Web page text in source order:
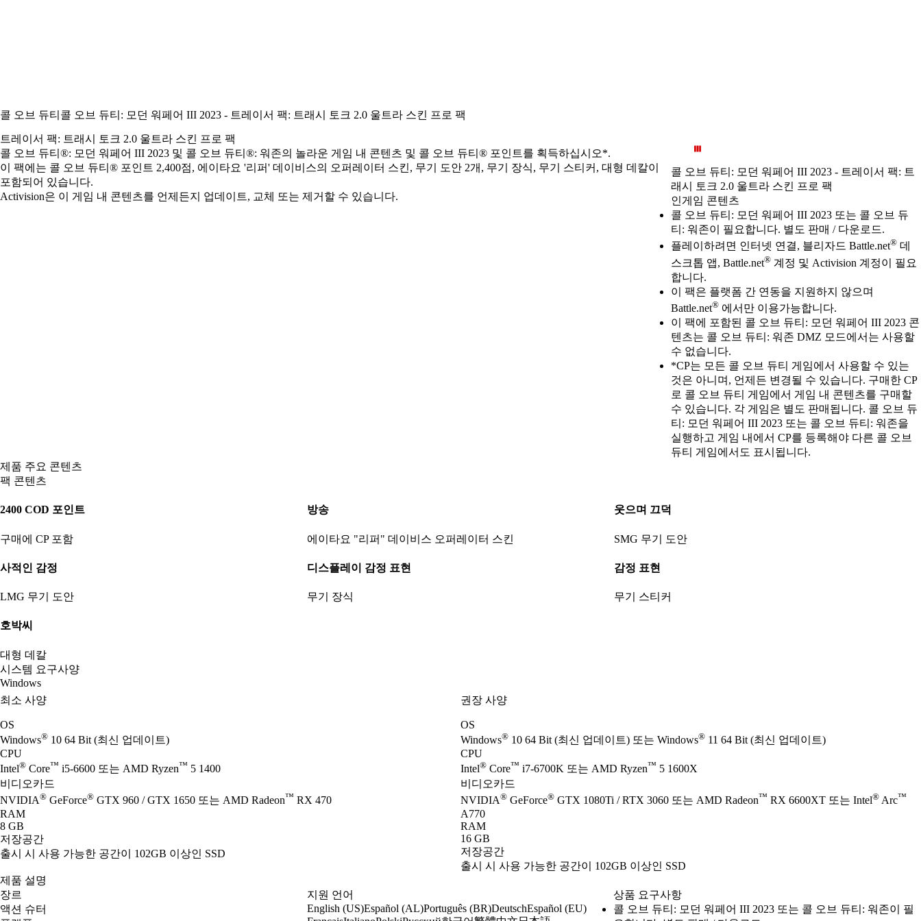
콜 오브 듀티 콜 오브 듀티: 모던 워페어 III 2023 - 트레이서 팩: 트래시 토크 2.0 울트라 스킨 프로 팩
콜 오브 듀티: 모던 워페어 III 2023 - 트레이서 팩: 트
래시 토크 2.0 울트라 스킨 프로 팩
인게임 콘텐츠
가격
Available actions
콜 오브 듀티: 모던 워페어 III 2023 또는 콜 오브 듀
티: 워존이 필요합니다. 별도 판매 / 다운로드.
플레이하려면 인터넷 연결, 블리자드 Battle.net® 데
스크톱 앱, Battle.net® 계정 및 Activision 계정이 필요
합니다.
이 팩은 플랫폼 간 연동을 지원하지 않으며
Battle.net® 에서만 이용가능합니다.
이 팩에 포함된 콜 오브 듀티: 모던 워페어 III 2023 콘
텐츠는 콜 오브 듀티: 워존 DMZ 모드에서는 사용할
수 없습니다.
*CP는 모든 콜 오브 듀티 게임에서 사용할 수 있는
것은 아니며, 언제든 변경될 수 있습니다. 구매한 CP
로 콜 오브 듀티 게임에서 게임 내 콘텐츠를 구매할
수 있습니다. 각 게임은 별도 판매됩니다. 콜 오브 듀
티: 모던 워페어 III 2023 또는 콜 오브 듀티: 워존을
실행하고 게임 내에서 CP를 등록해야 다른 콜 오브
듀티 게임에서도 표시됩니다.
트레이서 팩: 트래시 토크 2.0 울트라 스킨 프로 팩
콜 오브 듀티®: 모던 워페어 III 2023 및 콜 오브 듀티®: 워존의 놀라운 게임 내 콘텐츠 및 콜 오브 듀티® 포인트를 획득하십시오*.
이 팩에는 콜 오브 듀티® 포인트 2,400점, 에이타요 '리퍼' 데이비스의 오퍼레이터 스킨, 무기 도안 2개, 무기 장식, 무기 스티커, 대형 데칼이
포함되어 있습니다.
Activision은 이 게임 내 콘텐츠를 언제든지 업데이트, 교체 또는 제거할 수 있습니다.
제품 주요 콘텐츠
팩 콘텐츠
2400 COD 포인트
구매에 CP 포함
방송
에이타요 "리퍼" 데이비스 오퍼레이터 스킨
웃으며 끄덕
SMG 무기 도안
사적인 감정
LMG 무기 도안
디스플레이 감정 표현
무기 장식
감정 표현
무기 스티커
호박씨
대형 데칼
시스템 요구사양
Windows
최소 사양
OS
Windows® 10 64 Bit (최신 업데이트)
CPU
Intel® Core™ i5-6600 또는 AMD Ryzen™ 5 1400
비디오카드
NVIDIA® GeForce® GTX 960 / GTX 1650 또는 AMD Radeon™ RX 470
RAM
8 GB
저장공간
출시 시 사용 가능한 공간이 102GB 이상인 SSD
권장 사양
OS
Windows® 10 64 Bit (최신 업데이트) 또는 Windows® 11 64 Bit (최신 업데이트)
CPU
Intel® Core™ i7-6700K 또는 AMD Ryzen™ 5 1600X
비디오카드
NVIDIA® GeForce® GTX 1080Ti / RTX 3060 또는 AMD Radeon™ RX 6600XT 또는 Intel® Arc™
A770
RAM
16 GB
저장공간
출시 시 사용 가능한 공간이 102GB 이상인 SSD
제품 설명
장르
액션 슈터
지원 언어
English (US)Español (AL)Português (BR)DeutschEspañol (EU)
상품 요구사항
콜 오브 듀티: 모던 워페어 III 2023 또는 콜 오브 듀티: 워존이 필